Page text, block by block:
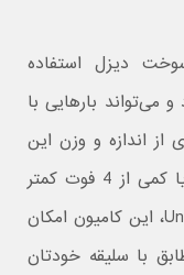
دیزل استفاده
متر) قد دارد و می‌تواند بارهایی با
جدای از اندازه و وزن این
کامیون، یونیماگ دارای عمق 1.2 متری یا کمی از 4 فوت کمتر
است. با توجه به کاربردهای متعدد Unimog، این کامیون امکان
با سلیقه خودتان